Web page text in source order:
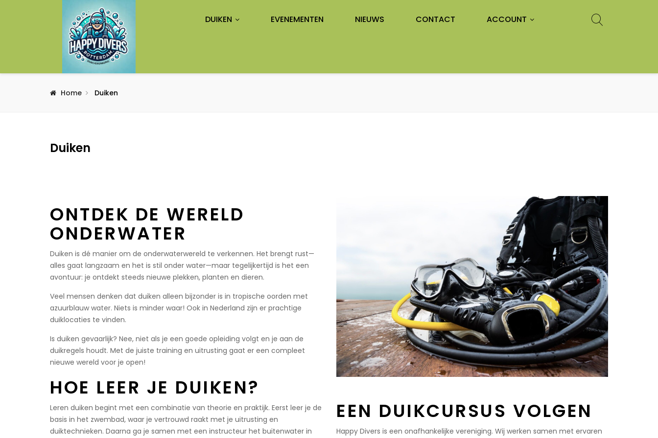
DUIKEN EVENEMENTEN NIEUWS CONTACT ACCOUNT
Home Duiken
Duiken
ONTDEK DE WERELD
ONDERWATER
Duiken is dé manier om de onderwaterwereld te verkennen. Het brengt rust—
alles gaat langzaam en het is stil onder water—maar tegelijkertijd is het een
avontuur: je ontdekt steeds nieuwe plekken, planten en dieren.
Veel mensen denken dat duiken alleen bijzonder is in tropische oorden met
azuurblauw water. Niets is minder waar! Ook in Nederland zijn er prachtige
duiklocaties te vinden.
Is duiken gevaarlijk? Nee, niet als je een goede opleiding volgt en je aan de
duikregels houdt. Met de juiste training en uitrusting gaat er een compleet
nieuwe wereld voor je open!
HOE LEER JE DUIKEN?
Leren duiken begint met een combinatie van theorie en praktijk. Eerst leer je de
basis in het zwembad, waar je vertrouwd raakt met je uitrusting en
duiktechnieken. Daarna ga je samen met een instructeur het buitenwater in
EEN DUIKCURSUS VOLGEN
Happy Divers is een onafhankelijke vereniging. Wij werken samen met ervaren